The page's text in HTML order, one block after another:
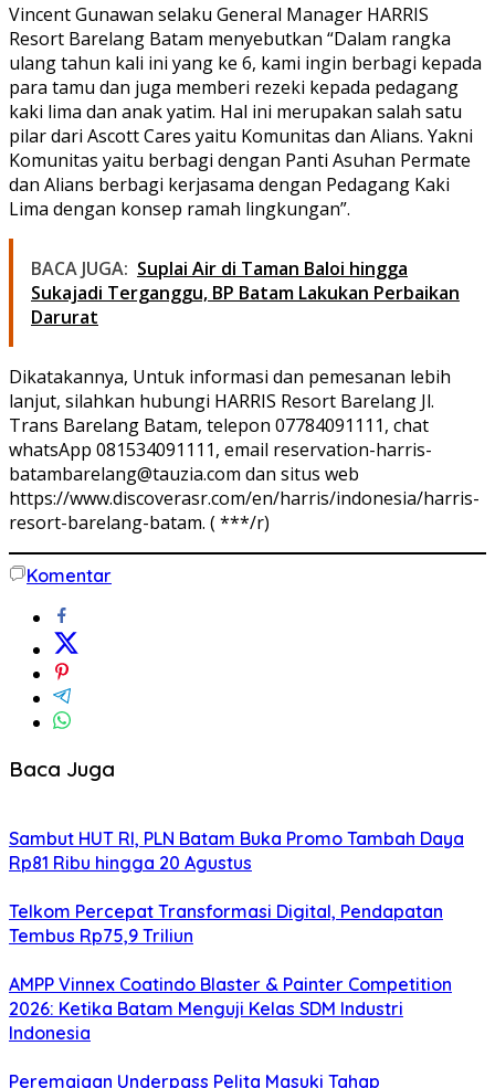
Vincent Gunawan selaku General Manager HARRIS
Resort Barelang Batam menyebutkan “Dalam rangka
ulang tahun kali ini yang ke 6, kami ingin berbagi kepada
para tamu dan juga memberi rezeki kepada pedagang
kaki lima dan anak yatim. Hal ini merupakan salah satu
pilar dari Ascott Cares yaitu Komunitas dan Alians. Yakni
Komunitas yaitu berbagi dengan Panti Asuhan Permate
dan Alians berbagi kerjasama dengan Pedagang Kaki
Lima dengan konsep ramah lingkungan”.
BACA JUGA: Suplai Air di Taman Baloi hingga
Sukajadi Terganggu, BP Batam Lakukan Perbaikan
Darurat
Dikatakannya, Untuk informasi dan pemesanan lebih
lanjut, silahkan hubungi HARRIS Resort Barelang Jl.
Trans Barelang Batam, telepon 07784091111, chat
whatsApp 081534091111, email reservation-harris-
batambarelang@tauzia.com dan situs web
https://www.discoverasr.com/en/harris/indonesia/harris-
resort-barelang-batam. ( ***/r)
Komentar
Baca Juga
Sambut HUT RI, PLN Batam Buka Promo Tambah Daya
Rp81 Ribu hingga 20 Agustus
Telkom Percepat Transformasi Digital, Pendapatan
Tembus Rp75,9 Triliun
AMPP Vinnex Coatindo Blaster & Painter Competition
2026: Ketika Batam Menguji Kelas SDM Industri
Indonesia
Peremajaan Underpass Pelita Masuki Tahap